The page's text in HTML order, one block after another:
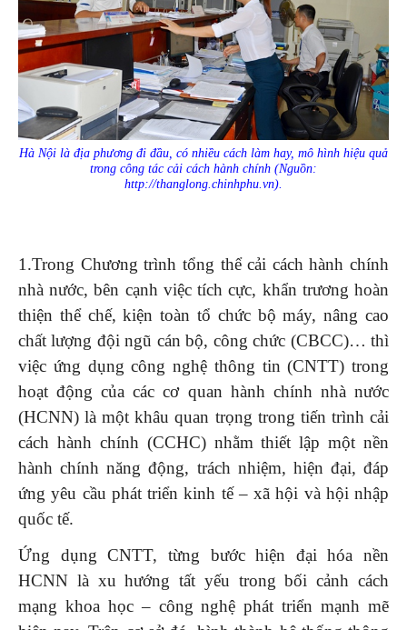
Hà Nội là địa phương đi đầu, có nhiều cách làm hay, mô hình hiệu quả
trong công tác cải cách hành chính (Nguồn:
http://thanglong.chinhphu.vn).
1.Trong Chương trình tổng thể cải cách hành chính
nhà nước, bên cạnh việc tích cực, khẩn trương hoàn
thiện thể chế, kiện toàn tổ chức bộ máy, nâng cao
chất lượng đội ngũ cán bộ, công chức (CBCC)… thì
việc ứng dụng công nghệ thông tin (CNTT) trong
hoạt động của các cơ quan hành chính nhà nước
(HCNN) là một khâu quan trọng trong tiến trình cải
cách hành chính (CCHC) nhằm thiết lập một nền
hành chính năng động, trách nhiệm, hiện đại, đáp
ứng yêu cầu phát triển kinh tế – xã hội và hội nhập
quốc tế.
Ứng dụng CNTT, từng bước hiện đại hóa nền
HCNN là xu hướng tất yếu trong bối cảnh cách
mạng khoa học – công nghệ phát triển mạnh mẽ